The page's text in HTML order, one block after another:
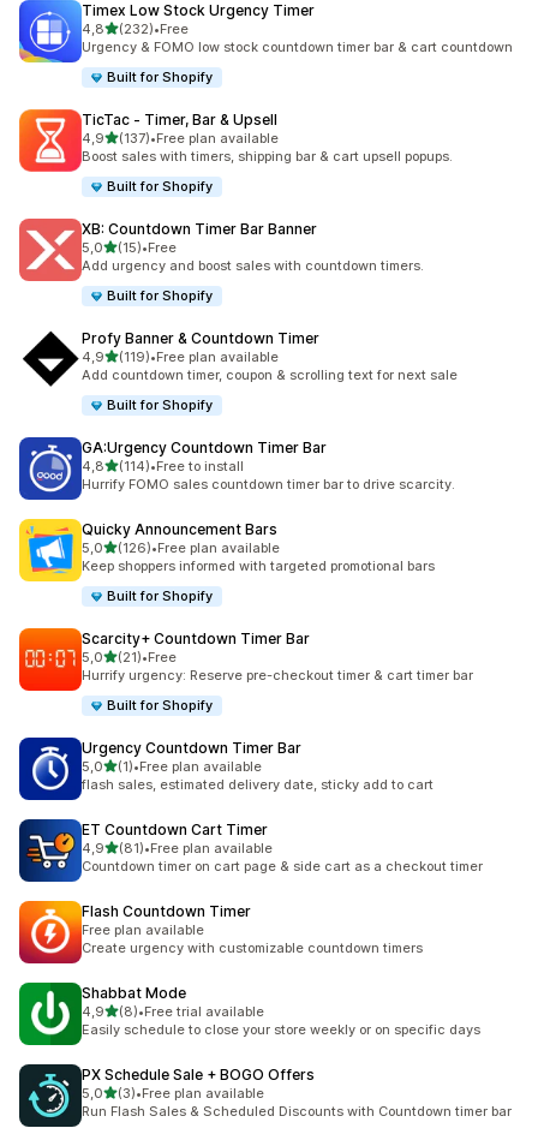
Timex Low Stock Urgency Timer
4,8av 5 stjerner
(232)
Totalt 232 omtaler
•Free
Urgency & FOMO low stock countdown timer bar & cart countdown
Built for Shopify
TicTac ‑ Timer, Bar & Upsell
4,9av 5 stjerner
(137)
Totalt 137 omtaler
•Free plan available
Boost sales with timers, shipping bar & cart upsell popups.
Built for Shopify
XB: Countdown Timer Bar Banner
5,0av 5 stjerner
(15)
Totalt 15 omtaler
•Free
Add urgency and boost sales with countdown timers.
Built for Shopify
Profy Banner & Countdown Timer
4,9av 5 stjerner
(119)
Totalt 119 omtaler
•Free plan available
Add countdown timer, coupon & scrolling text for next sale
Built for Shopify
GA:Urgency Countdown Timer Bar
4,8av 5 stjerner
(114)
Totalt 114 omtaler
•Free to install
Hurrify FOMO sales countdown timer bar to drive scarcity.
Quicky Announcement Bars
5,0av 5 stjerner
(126)
Totalt 126 omtaler
•Free plan available
Keep shoppers informed with targeted promotional bars
Built for Shopify
Scarcity+ Countdown Timer Bar
5,0av 5 stjerner
(21)
Totalt 21 omtaler
•Free
Hurrify urgency: Reserve pre-checkout timer & cart timer bar
Built for Shopify
Urgency Countdown Timer Bar
5,0av 5 stjerner
(1)
Totalt 1 omtaler
•Free plan available
flash sales, estimated delivery date, sticky add to cart
ET Countdown Cart Timer
4,9av 5 stjerner
(81)
Totalt 81 omtaler
•Free plan available
Countdown timer on cart page & side cart as a checkout timer
Flash Countdown Timer
Free plan available
Create urgency with customizable countdown timers
Shabbat Mode
4,9av 5 stjerner
(8)
Totalt 8 omtaler
•Free trial available
Easily schedule to close your store weekly or on specific days
PX Schedule Sale + BOGO Offers
5,0av 5 stjerner
(3)
Totalt 3 omtaler
•Free plan available
Run Flash Sales & Scheduled Discounts with Countdown timer bar